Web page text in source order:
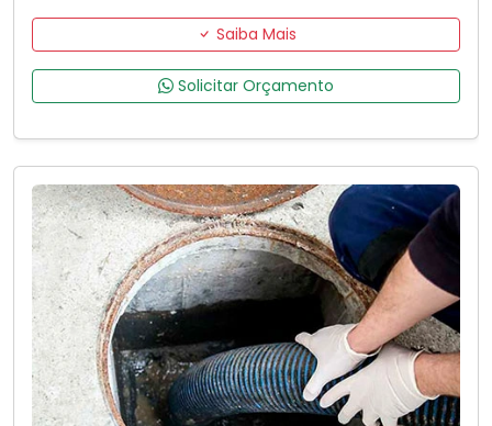
Saiba Mais
Solicitar Orçamento